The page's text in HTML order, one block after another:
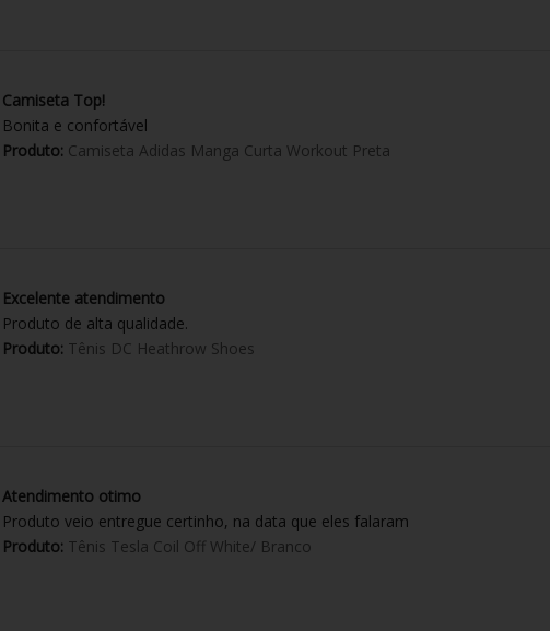
Camiseta Top!
Bonita e confortável
Produto: Camiseta Adidas Manga Curta Workout Preta
Excelente atendimento
Produto de alta qualidade.
Produto: Tênis DC Heathrow Shoes
Atendimento otimo
Produto veio entregue certinho, na data que eles falaram
Produto: Tênis Tesla Coil Off White/ Branco